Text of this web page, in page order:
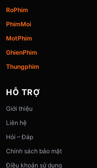
RoPhim
PhimMoi
MotPhim
GhienPhim
Thungphim
HỖ TRỢ
Giới thiệu
Liên hệ
Hỏi – Đáp
Chính sách bảo mật
Điều khoản sử dụng